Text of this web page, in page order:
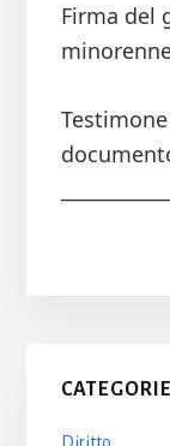
Firma del
minorenne):
Primary
Sidebar
CATEGORIE